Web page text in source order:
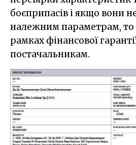
боєприпасів і якщо вони
належним параметрам, то
рамках фінансової
постачальникам.